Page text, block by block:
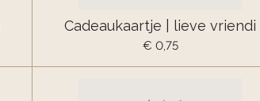
Cadeaukaartje | lieve vriendi
€ 0,75